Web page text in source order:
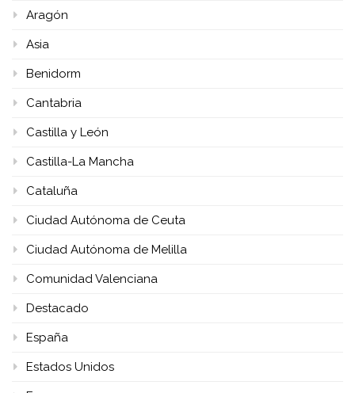
Aragón
Asia
Benidorm
Cantabria
Castilla y León
Castilla-La Mancha
Cataluña
Ciudad Autónoma de Ceuta
Ciudad Autónoma de Melilla
Comunidad Valenciana
Destacado
España
Estados Unidos